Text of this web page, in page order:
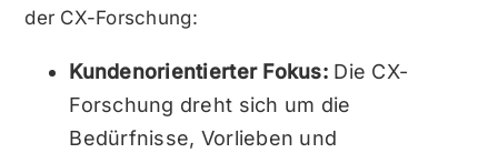
der CX-Forschung:
Kundenorientierter Fokus: Die CX-
Forschung dreht sich um die
Bedürfnisse, Vorlieben und